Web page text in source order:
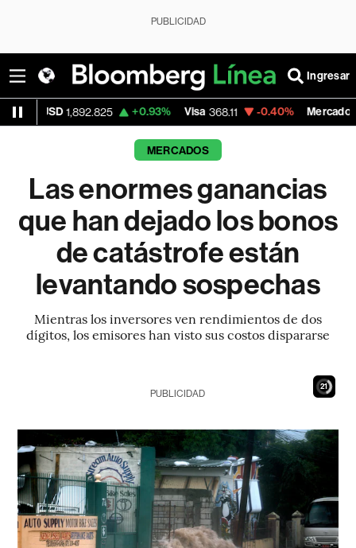
PUBLICIDAD
Ingresar
+0.93% Visa 368.11 -0.40% MercadoLibre 1,910.26
MERCADOS
Las enormes ganancias
que han dejado los bonos
de catástrofe están
levantando sospechas
Mientras los inversores ven rendimientos de dos
dígitos, los emisores han visto sus costos dispararse
19
PUBLICIDAD